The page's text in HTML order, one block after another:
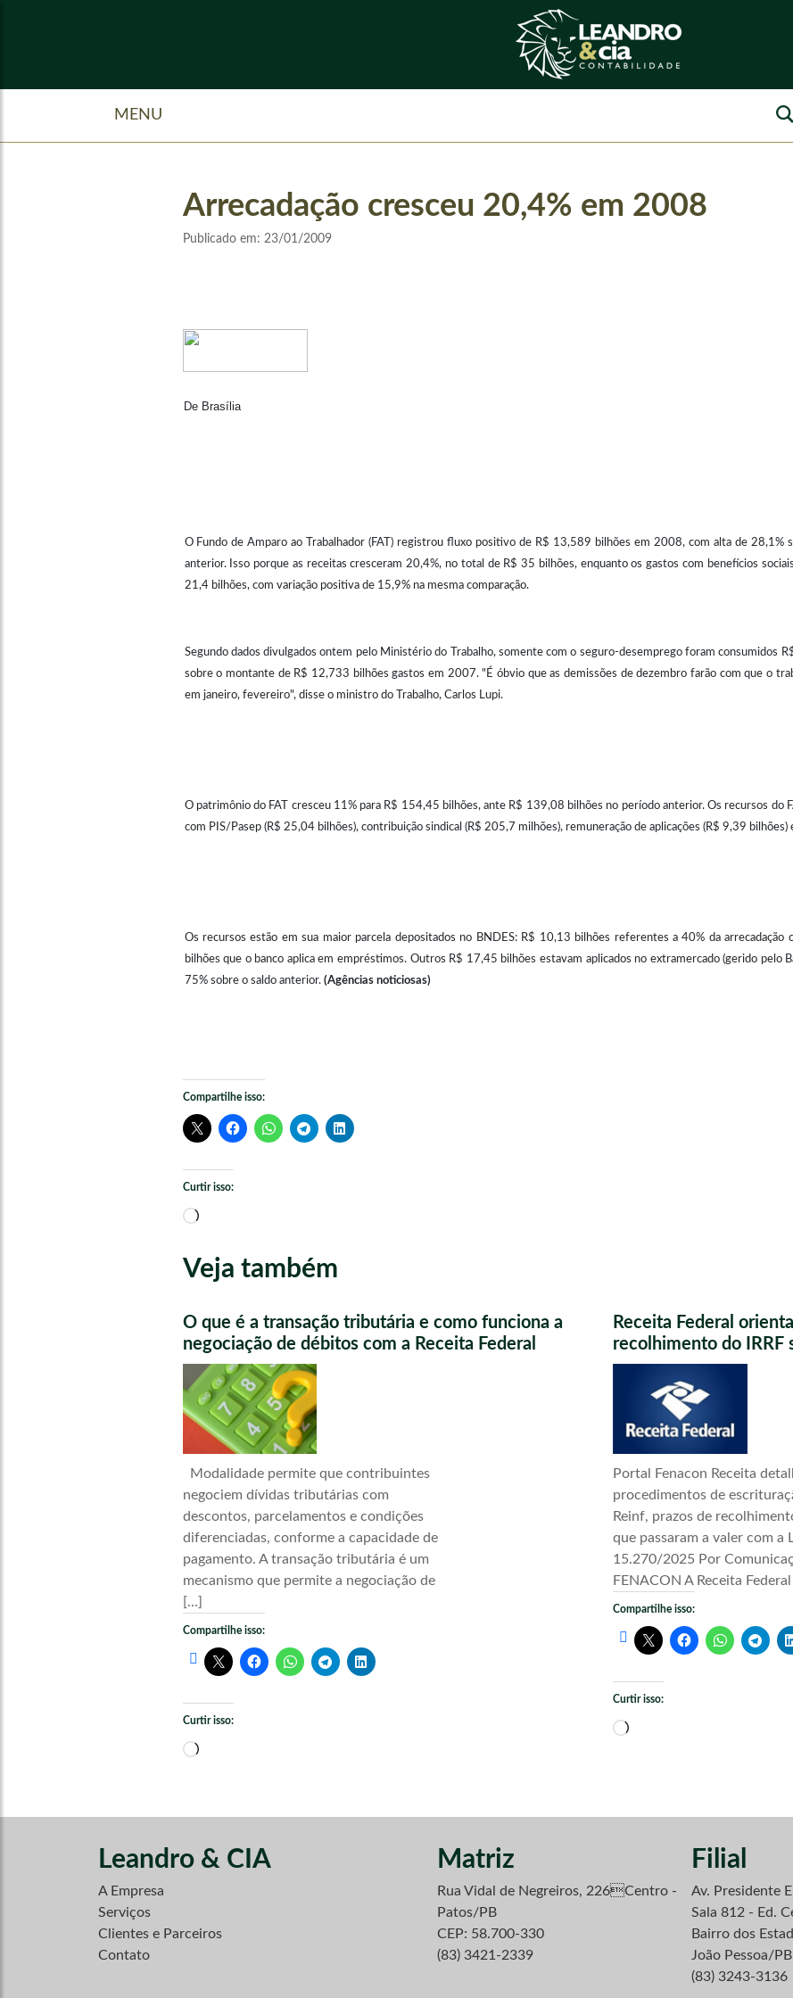
MENU
Arrecadação cresceu 20,4% em 2008
Publicado em: 23/01/2009
De Brasília
O Fundo de Amparo ao Trabalhador (FAT) registrou fluxo positivo de R$ 13,589 bilhões em 2008, com alta de 28,1%
anterior. Isso porque as receitas cresceram 20,4%, no total de R$ 35 bilhões, enquanto os gastos com benefícios
21,4 bilhões, com variação positiva de 15,9% na mesma comparação.
Segundo dados divulgados ontem pelo Ministério do Trabalho, somente com o seguro-desemprego foram consumidos
sobre o montante de R$ 12,733 bilhões gastos em 2007. "É óbvio que as demissões de dezembro farão com que o
em janeiro, fevereiro", disse o ministro do Trabalho, Carlos Lupi.
O patrimônio do FAT cresceu 11% para R$ 154,45 bilhões, ante R$ 139,08 bilhões no período anterior. Os recursos do
com PIS/Pasep (R$ 25,04 bilhões), contribuição sindical (R$ 205,7 milhões), remuneração de aplicações (R$ 9,39
Os recursos estão em sua maior parcela depositados no BNDES: R$ 10,13 bilhões referentes a 40% da
bilhões que o banco aplica em empréstimos. Outros R$ 17,45 bilhões estavam aplicados no extramercado (gerido pelo
75% sobre o saldo anterior. (Agências noticiosas)
Compartilhe isso:
Curtir isso:
Carregando...
Veja também
O que é a transação tributária e como funciona a
negociação de débitos com a Receita Federal
Modalidade permite que contribuintes
negociem dívidas tributárias com
descontos, parcelamentos e condições
diferenciadas, conforme a capacidade de
pagamento. A transação tributária é um
mecanismo que permite a negociação de
[…]
Compartilhe isso:
Curtir isso:
Carregando...
Receita Federal
recolhimento do IRRF
Portal Fenacon Receita
procedimentos de
Reinf, prazos de
que passaram a valer com a
15.270/2025 Por
FENACON A Receita
Compartilhe isso:
Curtir isso:
Carregando...
Leandro & CIA
A Empresa
Serviços
Clientes e Parceiros
Contato
Matriz
Rua Vidal de Negreiros, 226Centro -
Patos/PB
CEP: 58.700-330
(83) 3421-2339
Filial
Av. Presidente
Sala 812 - Ed.
Bairro dos
João Pessoa/
(83) 3243-3136